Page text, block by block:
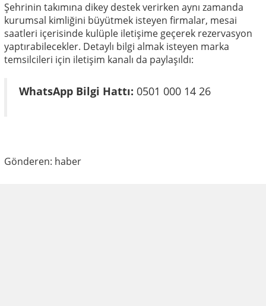
Şehrinin takımına dikey destek verirken aynı zamanda
kurumsal kimliğini büyütmek isteyen firmalar, mesai
saatleri içerisinde kulüple iletişime geçerek rezervasyon
yaptırabilecekler. Detaylı bilgi almak isteyen marka
temsilcileri için iletişim kanalı da paylaşıldı:
WhatsApp Bilgi Hattı: 0501 000 14 26
Gönderen: haber